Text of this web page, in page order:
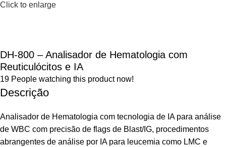
Click to enlarge
DH-800 – Analisador de Hematologia com
Reuticulócitos e IA
19 People watching this product now!
Descrição
Analisador de Hematologia com tecnologia de IA para análise
de WBC com precisão de flags de Blast/IG, procedimentos
abrangentes de análise por IA para leucemia como LMC e